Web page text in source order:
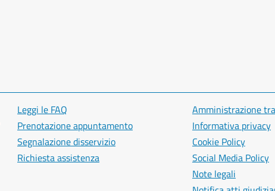
Leggi le FAQ
Prenotazione appuntamento
Segnalazione disservizio
Richiesta assistenza
Amministrazione
Informativa privacy
Cookie Policy
Social Media Policy
Note legali